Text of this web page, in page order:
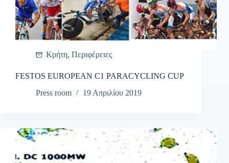
Κρήτη, Περιφέρειες
FESTOS EUROPEAN C1 PARACYCLING CUP
Press room
19 Απριλίου 2019